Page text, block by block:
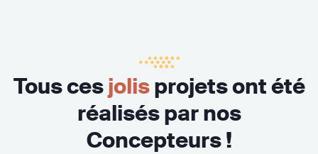
Tous cesjolisprojets ont été
réalisés par nos
Concepteurs !